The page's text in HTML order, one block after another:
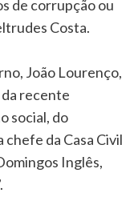
de corrupção ou
Costa.
João Lourenço,
recente
social, do
da Casa Civil
Inglês,